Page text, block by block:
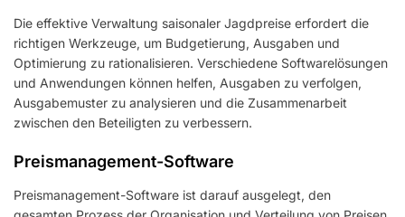
Die effektive Verwaltung saisonaler Jagdpreise erfordert die
richtigen Werkzeuge, um Budgetierung, Ausgaben und
Optimierung zu rationalisieren. Verschiedene Softwarelösungen
und Anwendungen können helfen, Ausgaben zu verfolgen,
Ausgabemuster zu analysieren und die Zusammenarbeit
zwischen den Beteiligten zu verbessern.
Preismanagement-Software
Preismanagement-Software ist darauf ausgelegt, den